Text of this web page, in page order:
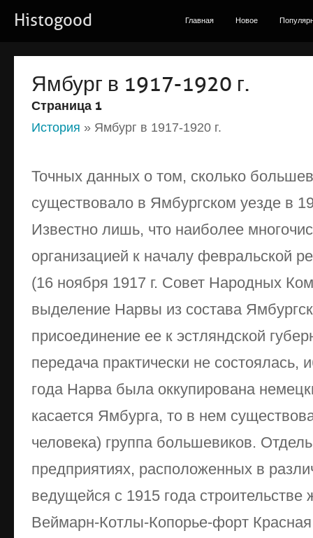
Histogood Главная Новое
Ямбург в 1917-1920 г.
Страница 1
История » Ямбург в 1917-1920 г.
Точных данных о том, сколько
существовало в Ямбургском уезде в
Известно лишь, что наиболее
организацией к началу февральской
(16 ноября 1917 г. Совет Народных
выделение Нарвы из состава
присоединение ее к эстляндской
передача практически не состоялась,
года Нарва была оккупирована
касается Ямбурга, то в нем
человека) группа большевиков.
предприятиях, расположенных в
ведущейся с 1915 года строительстве
Веймарн-Котлы-Копорье-форт